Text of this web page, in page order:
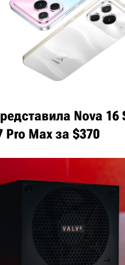
Nova 16
Pro Max за $370